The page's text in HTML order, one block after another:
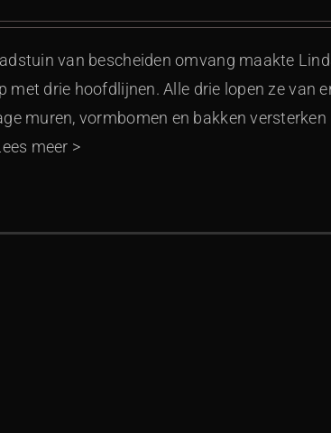
van bescheiden omvang maakte
met drie hoofdlijnen. Alle drie lopen ze van
muren, vormbomen en bakken versterken
meer >